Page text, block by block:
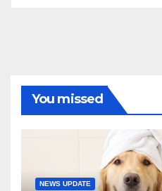
You missed
NEWS UPDATE